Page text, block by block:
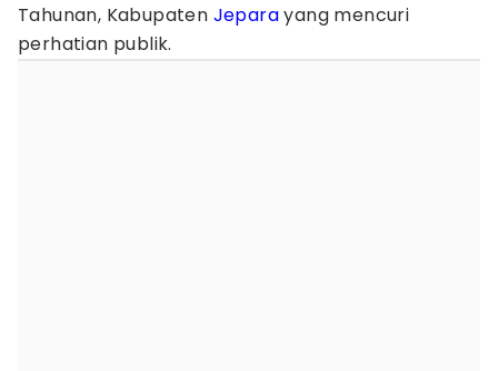
Tahunan, Kabupaten Jeparayang mencuri
perhatian publik.